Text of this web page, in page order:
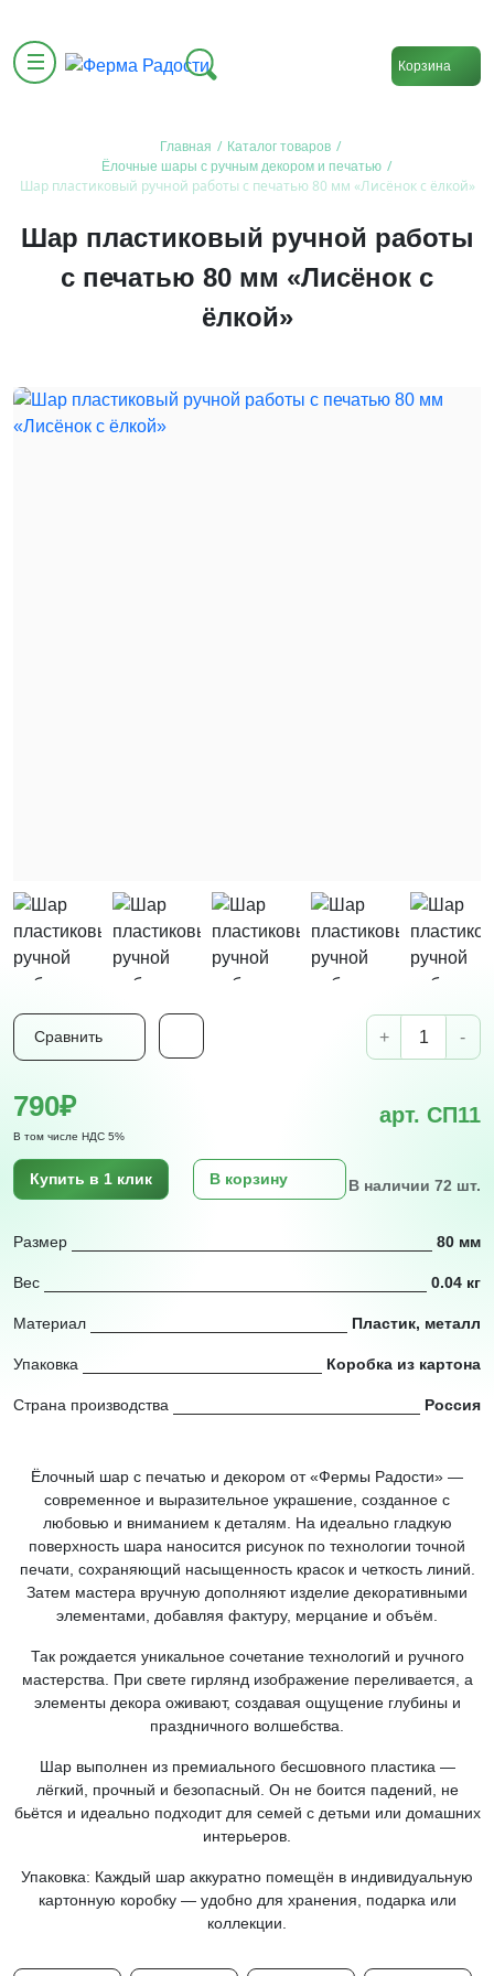
Корзина
Главная / Каталог товаров /
Ёлочные шары с ручным декором и печатью /
Шар пластиковый ручной работы с печатью 80 мм «Лисёнок с ёлкой»
Шар пластиковый ручной работы
с печатью 80 мм «Лисёнок с
ёлкой»
Сравнить + -
790₽
В том числе НДС 5%
арт. СП11
Купить в 1 клик В корзину В наличии 72 шт.
Размер 80 мм
Вес 0.04 кг
Материал Пластик, металл
Упаковка Коробка из картона
Страна производства Россия
Ёлочный шар с печатью и декором от «Фермы Радости» —
современное и выразительное украшение, созданное с
любовью и вниманием к деталям. На идеально гладкую
поверхность шара наносится рисунок по технологии точной
печати, сохраняющий насыщенность красок и четкость линий.
Затем мастера вручную дополняют изделие декоративными
элементами, добавляя фактуру, мерцание и объём.
Так рождается уникальное сочетание технологий и ручного
мастерства. При свете гирлянд изображение переливается, а
элементы декора оживают, создавая ощущение глубины и
праздничного волшебства.
Шар выполнен из премиального бесшовного пластика —
лёгкий, прочный и безопасный. Он не боится падений, не
бьётся и идеально подходит для семей с детьми или домашних
интерьеров.
Упаковка: Каждый шар аккуратно помещён в индивидуальную
картонную коробку — удобно для хранения, подарка или
коллекции.